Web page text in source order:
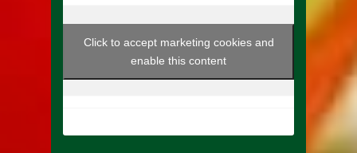
Click to accept marketing cookies and
enable this content